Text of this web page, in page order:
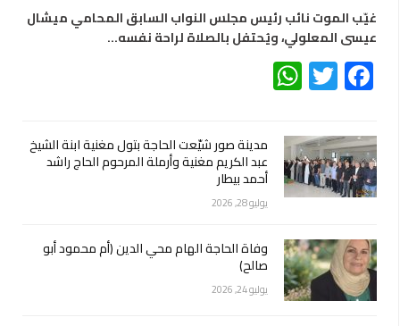
غيّب الموت نائب رئيس مجلس النواب السابق المحامي ميشال
عيسى المعلولي، ويُحتفل بالصلاة لراحة نفسه…
Facebook
Twitter
مدينة صور شيّعت الحاجة بتول مغنية ابنة الشيخ
عبد الكريم مغنية وأرملة المرحوم الحاج راشد
أحمد بيطار
يوليو 28, 2026
وفاة الحاجة الهام محي الدين (أم محمود أبو
صالح)
يوليو 24, 2026